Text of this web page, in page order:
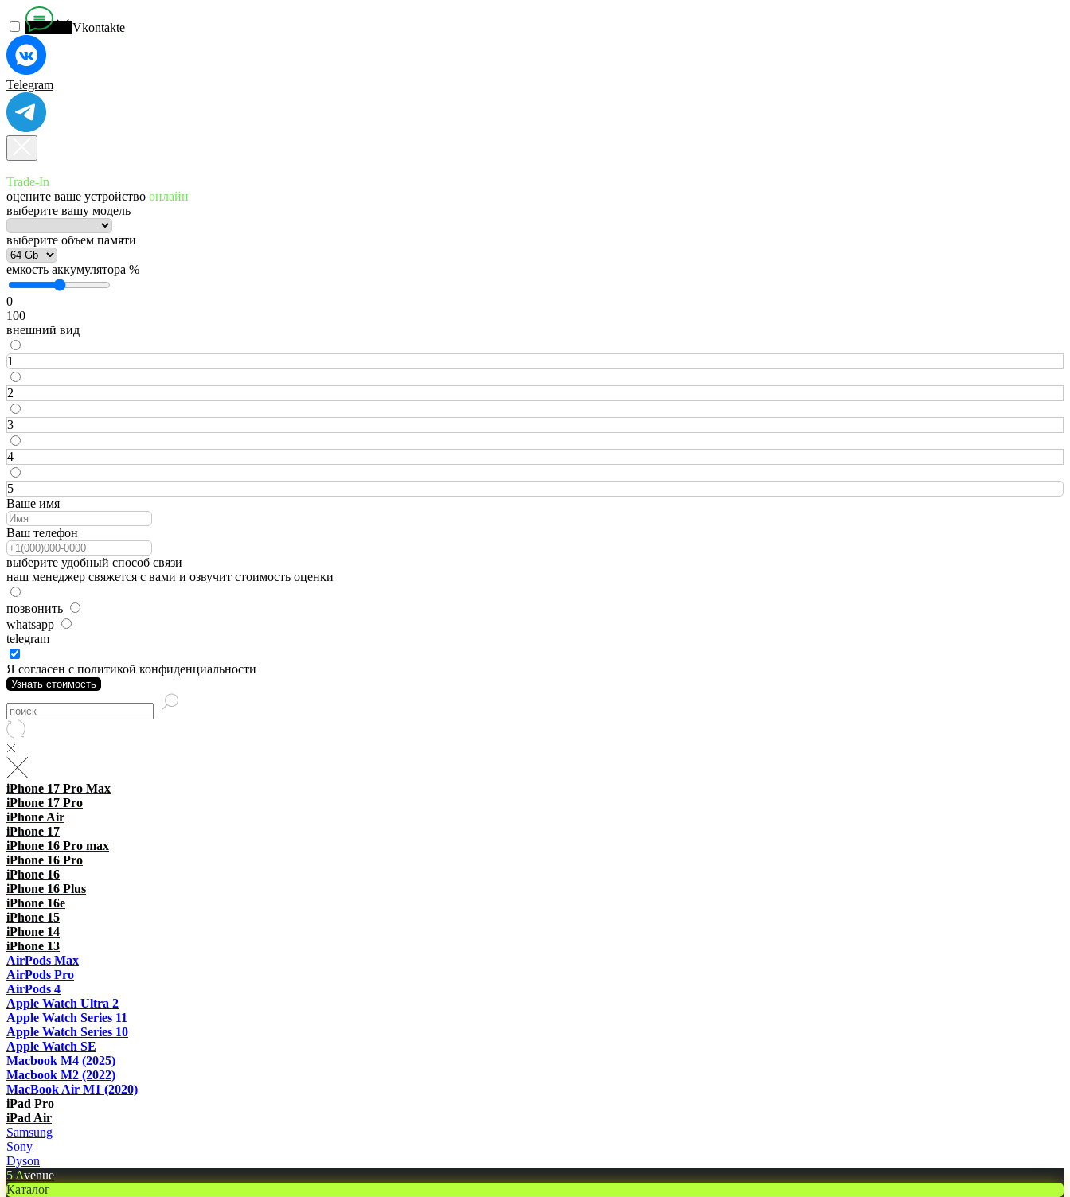
Vkontakte
Telegram
Trade-In
оцените ваше устройство онлайн
выберите вашу модель
выберите объем памяти
емкость аккумулятора %
0
100
внешний вид
1
2
3
4
5
Ваше имя
Ваш телефон
выберите удобный способ связи
наш менеджер свяжется с вами и озвучит стоимость оценки
позвонить
whatsapp
telegram
Я согласен с политикой конфиденциальности
Узнать стоимость
iPhone 17 Pro Max
iPhone 17 Pro
iPhone Air
iPhone 17
iPhone 16 Pro max
iPhone 16 Pro
iPhone 16
iPhone 16 Plus
iPhone 16e
iPhone 15
iPhone 14
iPhone 13
AirPods Max
AirPods Pro
AirPods 4
Apple Watch Ultra 2
Apple Watch Series 11
Apple Watch Series 10
Apple Watch SE
Macbook M4 (2025)
Macbook M2 (2022)
MacBook Air M1 (2020)
iPad Pro
iPad Air
Samsung
Sony
Dyson
5 Avenue
Каталог